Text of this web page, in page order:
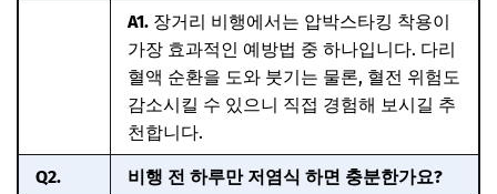
A1. 장거리 비행에서는 압박스타킹 착용이
가장 효과적인 예방법 중 하나입니다. 다리
혈액 순환을 도와 붓기는 물론, 혈전 위험도
감소시킬 수 있으니 직접 경험해 보시길 추
천합니다.
Q2. 비행 전 하루만 저염식 하면 충분한가요?